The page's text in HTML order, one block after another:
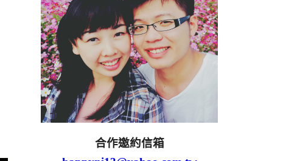
合作邀約信箱